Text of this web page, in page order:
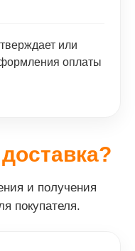
или
оплаты
доставка?
и получения
покупателя.